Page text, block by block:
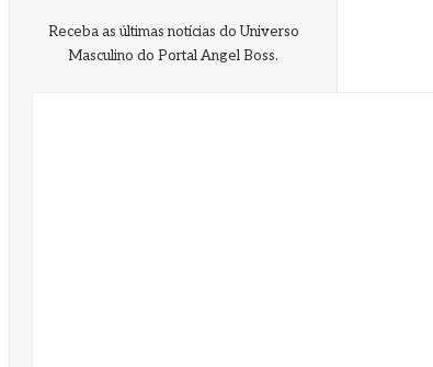
Receba as últimas notícias do Universo
Masculino do Portal Angel Boss.